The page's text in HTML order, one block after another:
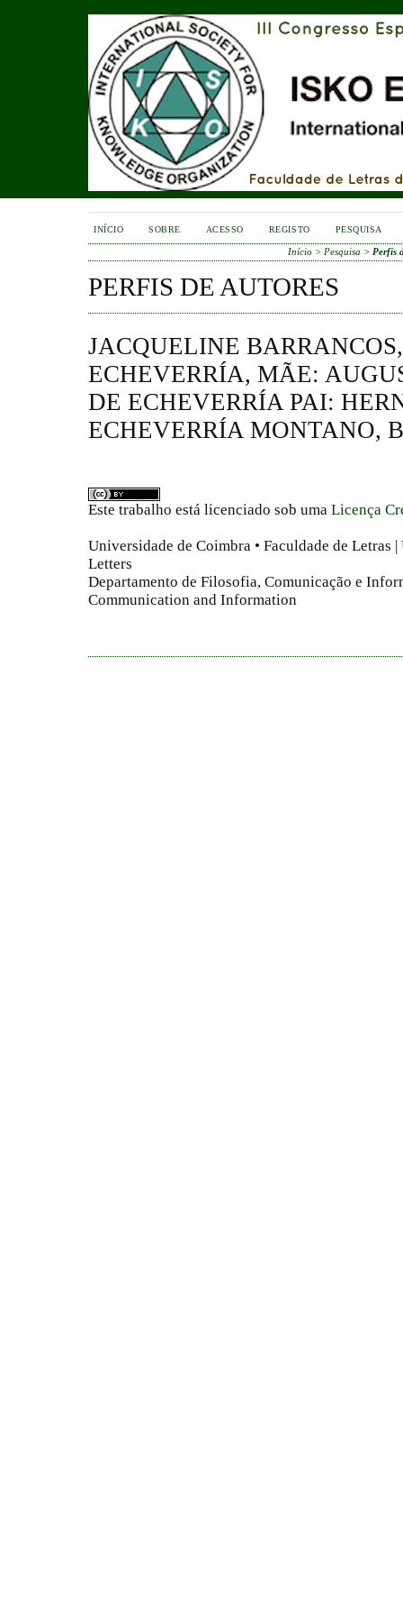
INÍCIO SOBRE ACESSO REGISTO PESQUISA
Início > Pesquisa > Perfis
PERFIS DE AUTORES
JACQUELINE
ECHEVERRÍA, MÃE:
DE ECHEVERRÍA PAI:
ECHEVERRÍA MONTANO,
Este trabalho está licenciado sob uma Licença
Universidade de Coimbra • Faculdade de
Letters
Departamento de Filosofia, Comunicação e
Communication and Information